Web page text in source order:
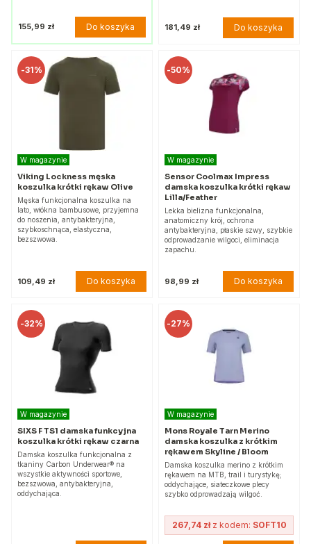
155,99 zł Do koszyka 181,49 zł Do koszyka
-31%
W magazynie
Viking Lockness męska
koszulka krótki rękaw Olive
Męska funkcjonalna koszulka na
lato, włókna bambusowe, przyjemna
do noszenia, antybakteryjna,
szybkoschnąca, elastyczna,
bezszwowa.
109,49 zł Do koszyka
-50%
W magazynie
Sensor Coolmax Impress
damska koszulka krótki rękaw
Lilla/Feather
Lekka bielizna funkcjonalna,
anatomiczny krój, ochrona
antybakteryjna, płaskie szwy, szybkie
odprowadzanie wilgoci, eliminacja
zapachu.
98,99 zł Do koszyka
-32%
W magazynie
SIXS F TS1 damska funkcyjna
koszulka krótki rękaw czarna
Damska koszulka funkcjonalna z
tkaniny Carbon Underwear® na
wszystkie aktywności sportowe,
bezszwowa, antybakteryjna,
oddychająca.
-27%
W magazynie
Mons Royale Tarn Merino
damska koszulka z krótkim
rękawem Skyline / Bloom
Damska koszulka merino z krótkim
rękawem na MTB, trail i turystykę;
oddychające, siateczkowe plecy
szybko odprowadzają wilgoć.
267,74 złz kodem: SOFT10